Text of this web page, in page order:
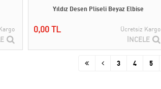
Yıldız Desen Pliseli Beyaz Elbise
0,00 TL Ücretsiz Kargo
İNCELE
3 4 5